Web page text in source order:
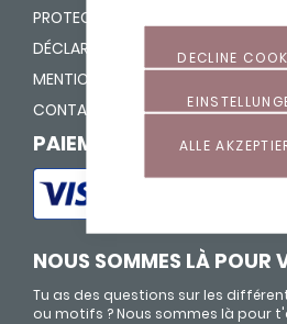
ALLE
DECLINE
PROTECTION DES DONNÉES
DÉCLARATION D'ACCESSIBILITÉ
MENTIONS LÉGALES
CONTACT
PAIEMENT SÉCURISÉ
NOUS SOMMES LÀ POUR
Tu as des questions sur les
ou motifs ? Nous sommes là pour